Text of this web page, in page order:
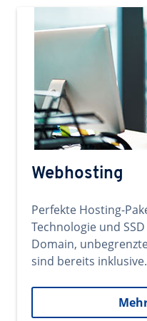
Webhosting
Perfekte Hosting-
Technologie und
Domain,
sind bereits inklusive.